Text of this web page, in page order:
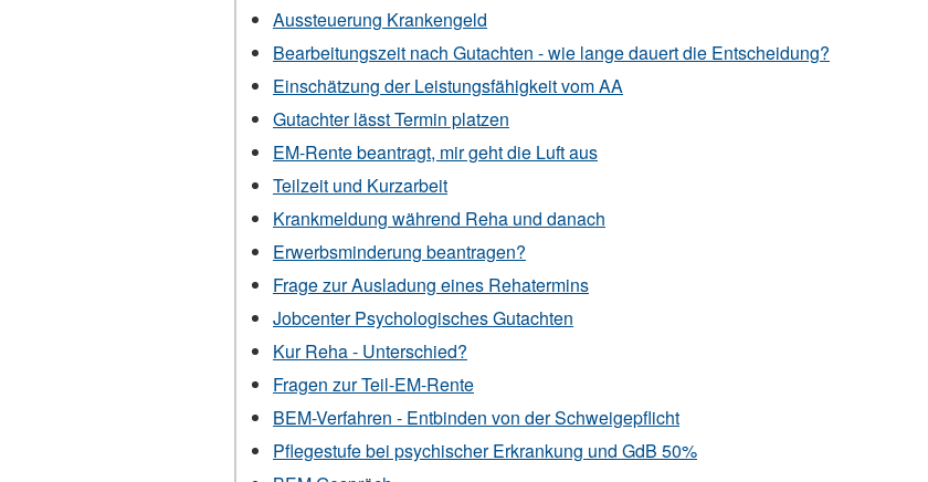
Aussteuerung Krankengeld
Bearbeitungszeit nach Gutachten - wie lange dauert die Entscheidung?
Einschätzung der Leistungsfähigkeit vom AA
Gutachter lässt Termin platzen
EM-Rente beantragt, mir geht die Luft aus
Teilzeit und Kurzarbeit
Krankmeldung während Reha und danach
Erwerbsminderung beantragen?
Frage zur Ausladung eines Rehatermins
Jobcenter Psychologisches Gutachten
Kur Reha - Unterschied?
Fragen zur Teil-EM-Rente
BEM-Verfahren - Entbinden von der Schweigepflicht
Pflegestufe bei psychischer Erkrankung und GdB 50%